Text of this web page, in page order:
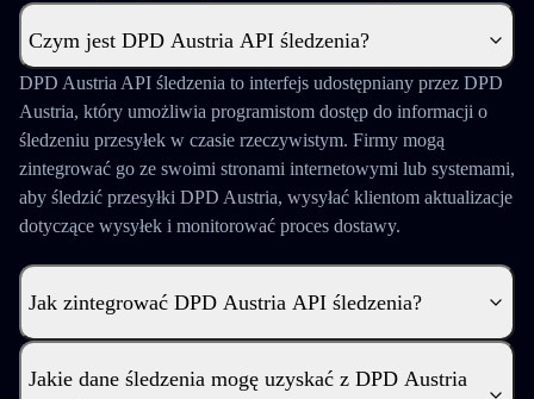
Czym jest DPD Austria API śledzenia?
DPD Austria API śledzenia to interfejs udostępniany przez DPD
Austria, który umożliwia programistom dostęp do informacji o
śledzeniu przesyłek w czasie rzeczywistym. Firmy mogą
zintegrować go ze swoimi stronami internetowymi lub systemami,
aby śledzić przesyłki DPD Austria, wysyłać klientom aktualizacje
dotyczące wysyłek i monitorować proces dostawy.
Jak zintegrować DPD Austria API śledzenia?
Jakie dane śledzenia mogę uzyskać z DPD Austria